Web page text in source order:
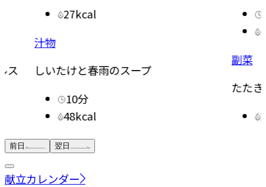
ス
27kcal
汁物
しいたけと春雨のスープ
10分
48kcal
副菜
たた
前日 翌日
献立カレンダー